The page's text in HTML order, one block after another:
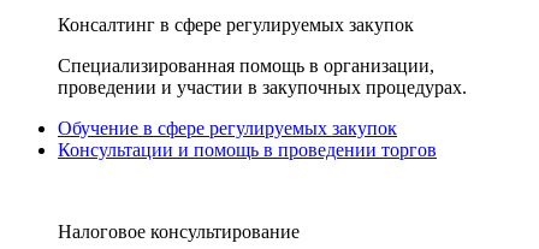
Консалтинг в сфере регулируемых закупок
Специализированная помощь в организации,
проведении и участии в закупочных процедурах.
Обучение в сфере регулируемых закупок
Консультации и помощь в проведении торгов
Налоговое консультирование